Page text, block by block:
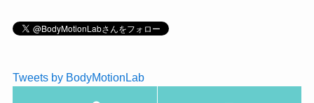
Tweets by BodyMotionLab